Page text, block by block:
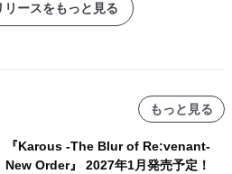
リースをもっと見る
もっと見る
『Karous -The Blur of Re:venant-
New Order』 2027年1月発売予定！